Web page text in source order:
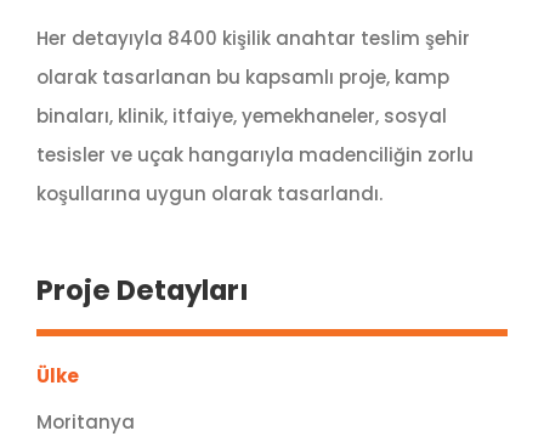
Her detayıyla 8400 kişilik anahtar teslim şehir
olarak tasarlanan bu kapsamlı proje, kamp
binaları, klinik, itfaiye, yemekhaneler, sosyal
tesisler ve uçak hangarıyla madenciliğin zorlu
koşullarına uygun olarak tasarlandı.
Proje Detayları
Ülke
Moritanya